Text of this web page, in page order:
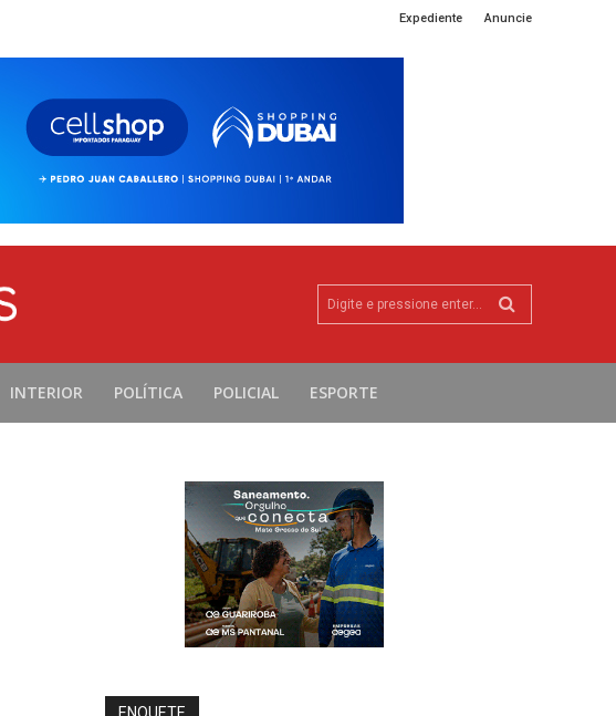
Expediente Anuncie
Digite e pressione enter...
INTERIOR POLÍTICA POLICIAL ESPORTE